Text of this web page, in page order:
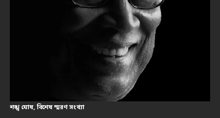
শঙ্খ ঘোষ, বিশেষ স্মরণ সংখ্যা